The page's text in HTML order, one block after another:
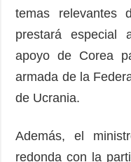
Video
Releases
temas relevantes
prestará especial
apoyo de Corea
armada de la
de Ucrania.
Además, el
redonda con la